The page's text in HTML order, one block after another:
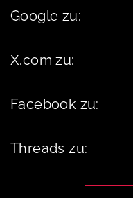
Google zu:
X.com zu:
Facebook zu:
Threads zu: